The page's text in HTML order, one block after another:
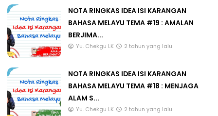
NOTA RINGKAS IDEA ISI KARANGAN
BAHASA MELAYU TEMA #19 : AMALAN
BERJIMA...
Yu. Chekgu LK 2 tahun yang lalu
NOTA RINGKAS IDEA ISI KARANGAN
BAHASA MELAYU TEMA #18 : MENJAGA
ALAM S...
Yu. Chekgu LK 2 tahun yang lalu